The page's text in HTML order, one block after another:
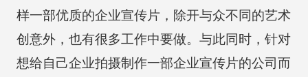
样一部优质的企业宣传片，除开与众不同的艺术
创意外，也有很多工作中要做。与此同时，针对
想给自己企业拍摄制作一部企业宣传片的公司而